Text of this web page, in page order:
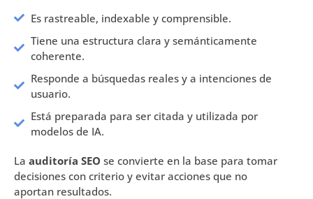
Es rastreable, indexable y comprensible.
Tiene una estructura clara y semánticamente
coherente.
Responde a búsquedas reales y a intenciones de
usuario.
Está preparada para ser citada y utilizada por
modelos de IA.
La auditoría SEO se convierte en la base para tomar
decisiones con criterio y evitar acciones que no
aportan resultados.